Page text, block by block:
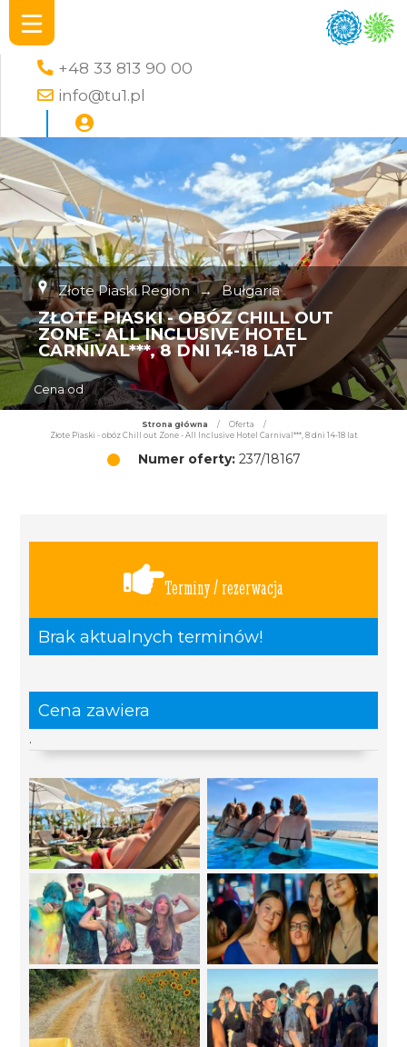
+48 33 813 90 00
info@tu1.pl
Złote Piaski Region → Bułgaria
ZŁOTE PIASKI - OBÓZ CHILL OUT
ZONE - ALL INCLUSIVE HOTEL
CARNIVAL***, 8 DNI 14-18 LAT
Cena od
Strona główna / Oferta
/
Złote Piaski - obóz Chill out Zone - All Inclusive Hotel Carnival***, 8 dni 14-18 lat
Numer oferty:237/18167
Terminy / rezerwacja
Brak aktualnych terminów!
Cena zawiera
.